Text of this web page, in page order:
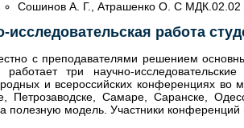
Сошинов А. Г., Атрашенко О. С МДК.02.02
исследовательская работа
с преподавателями решением
работает три научно-
и всероссийских конференциях во
Петрозаводске, Самаре, Саранске,
полезную модель. Участники